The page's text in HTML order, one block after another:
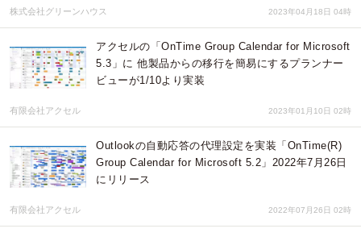
株式会社グリーンハウス 2023年04月18日 04時
アクセルの「OnTime Group Calendar for Microsoft
5.3」に 他製品からの移行を簡易にするプランナー
ビューが1/10より実装
有限会社アクセル 2023年01月10日 02時
Outlookの自動応答の代理設定を実装「OnTime(R)
Group Calendar for Microsoft 5.2」2022年7月26日
にリリース
有限会社アクセル 2022年07月26日 02時